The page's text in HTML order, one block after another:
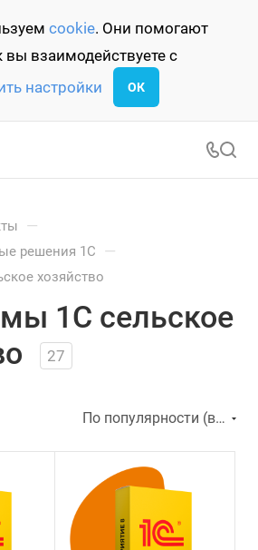
cookie. Они помогают
вы взаимодействуете с
настройки ОК
—
решения 1С —
хозяйство
1С сельское
27
По популярности (возрастание)